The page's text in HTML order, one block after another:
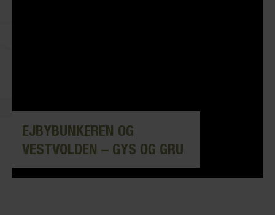
EJBYBUNKEREN OG
VESTVOLDEN – GYS OG GRU